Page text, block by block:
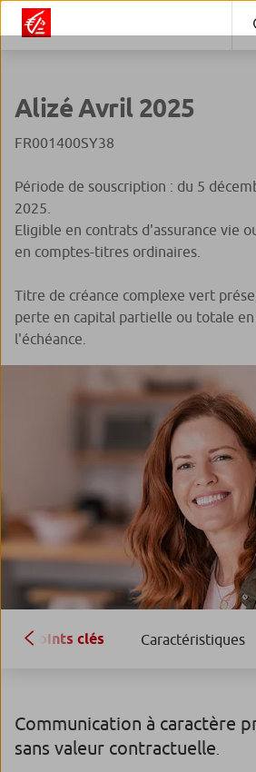
Alizé Avril 2025
FR001400SY38
Période de souscription : du 5
2025.
Eligible en contrats d'assurance vie
en comptes-titres ordinaires.
Titre de créance complexe vert
perte en capital partielle ou totale
l'échéance.
Points clés Caractéristiques
Communication à caractère
sans valeur contractuelle